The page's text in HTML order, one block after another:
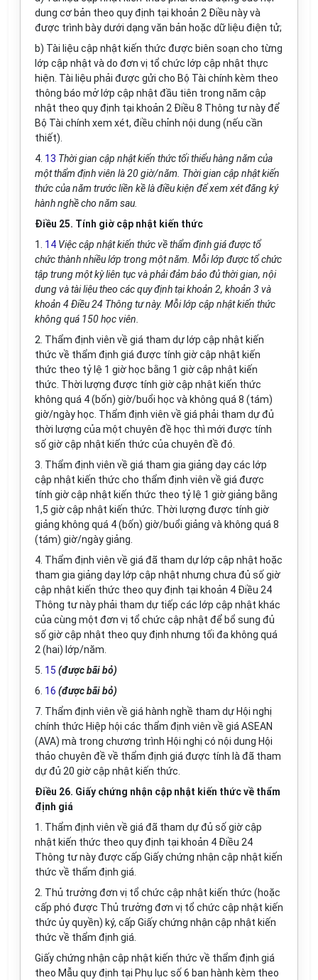
dung cơ bản theo quy định tại khoản 2 Điều này và
được trình bày dưới dạng văn bản hoặc dữ liệu điện tử;
b) Tài liệu cập nhật kiến thức được biên soạn cho từng
lớp cập nhật và do đơn vị tổ chức lớp cập nhật thực
hiện. Tài liệu phải được gửi cho Bộ Tài chính kèm theo
thông báo mở lớp cập nhật đầu tiên trong năm cập
nhật theo quy định tại khoản 2 Điều 8 Thông tư này để
Bộ Tài chính xem xét, điều chỉnh nội dung (nếu cần
thiết).
4. 13 Thời gian cập nhật kiến thức tối thiểu hàng năm của
một thẩm định viên là 20 giờ/năm. Thời gian cập nhật kiến
thức của năm trước liền kề là điều kiện đểxem xét đăng ký
hành nghề cho năm sau.
Điều 25. Tính giờ cập nhật kiến thức
1. 14 Việc cập nhật kiến thức về thẩm định giáđược tổ
chức thành nhiều lớp trong một năm. Mỗi lớp được tổ chức
tập trung một kỳ liên tục và phải đảm bảo đủ thời gian, nội
dung và tài liệu theo các quy định tại khoản 2, khoản 3 và
khoản 4 Điều 24 Thông tư này. Mỗi lớp cập nhật kiến thức
không quá 150 học viên.
2. Thẩm định viên về giá tham dự lớp cập nhật kiến
thức về thẩm định giá được tính giờ cập nhật kiến
thức theo tỷ lệ 1 giờ học bằng 1 giờ cập nhật kiến
thức. Thời lượng được tính giờ cập nhật kiến thức
không quá 4 (bốn) giờ/buổi học và không quá 8 (tám)
giờ/ngày học. Thẩm định viên về giá phải tham dự đủ
thời lượng của một chuyên đề học thì mới được tính
số giờ cập nhật kiến thức của chuyên đề đó.
3. Thẩm định viên về giá tham gia giảng dạy các lớp
cập nhật kiến thức cho thẩm định viên về giá được
tính giờ cập nhật kiến thức theo tỷ lệ 1 giờ giảng bằng
1,5 giờ cập nhật kiến thức. Thời lượng được tính giờ
giảng không quá 4 (bốn) giờ/buổi giảng và không quá 8
(tám) giờ/ngày giảng.
4. Thẩm định viên về giá đã tham dự lớp cập nhật hoặc
tham gia giảng dạy lớp cập nhật nhưng chưa đủ số giờ
cập nhật kiến thức theo quy định tại khoản 4 Điều 24
Thông tư này phải tham dự tiếp các lớp cập nhật khác
của cùng một đơn vị tổ chức cập nhật để bổ sung đủ
số giờ cập nhật theo quy định nhưng tối đa không quá
2 (hai) lớp/năm.
5. 15 (được bãi bỏ)
6. 16 (được bãi bỏ)
7. Thẩm định viên về giá hành nghề tham dự Hội nghị
chính thức Hiệp hội các thẩm định viên về giá ASEAN
(AVA) mà trong chương trình Hội nghị có nội dung Hội
thảo chuyên đề về thẩm định giá được tính là đã tham
dự đủ 20 giờ cập nhật kiến thức.
Điều 26. Giấy chứng nhận cập nhật kiến thức về thẩm
định giá
1. Thẩm định viên về giá đã tham dự đủ số giờ cập
nhật kiến thức theo quy định tại khoản 4 Điều 24
Thông tư này được cấp Giấy chứng nhận cập nhật kiến
thức về thẩm định giá.
2. Thủ trưởng đơn vị tổ chức cập nhật kiến thức (hoặc
cấp phó được Thủ trưởng đơn vị tổ chức cập nhật kiến
thức ủy quyền) ký, cấp Giấy chứng nhận cập nhật kiến
thức về thẩm định giá.
Giấy chứng nhận cập nhật kiến thức về thẩm định giá
theo Mẫu quy định tại Phụ lục số 6 ban hành kèm theo